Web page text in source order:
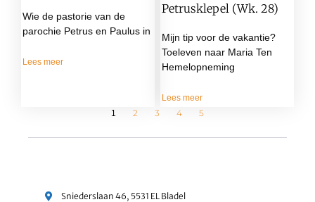
Wie de pastorie van de
parochie Petrus en Paulus in
Lees meer
Petrusklepel (wk. 28)
Mijn tip voor de vakantie?
Toeleven naar Maria Ten
Hemelopneming
Lees meer
1
2 3 4 5
Sniederslaan 46, 5531 EL Bladel